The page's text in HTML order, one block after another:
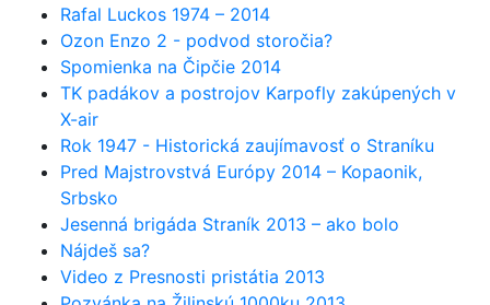
Rafal Luckos 1974 – 2014
Ozon Enzo 2 - podvod storočia?
Spomienka na Čipčie 2014
TK padákov a postrojov Karpofly zakúpených v
X-air
Rok 1947 - Historická zaujímavosť o Straníku
Pred Majstrovstvá Európy 2014 – Kopaonik,
Srbsko
Jesenná brigáda Straník 2013 – ako bolo
Nájdeš sa?
Video z Presnosti pristátia 2013